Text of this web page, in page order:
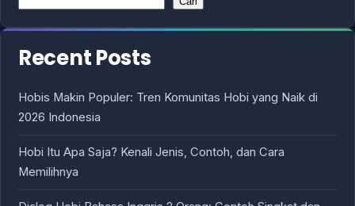
Recent Posts
Hobis Makin Populer: Tren Komunitas Hobi yang Naik di
2026 Indonesia
Hobi Itu Apa Saja? Kenali Jenis, Contoh, dan Cara
Memilihnya